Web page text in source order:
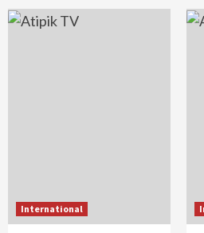
International